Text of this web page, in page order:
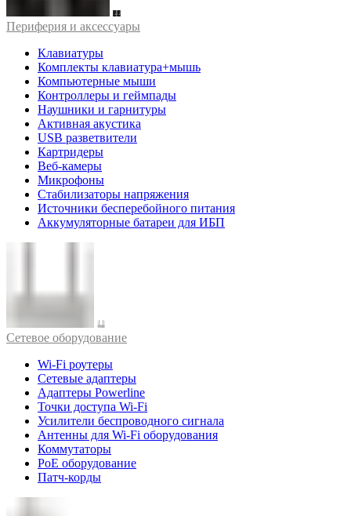
Периферия и аксессуары
Клавиатуры
Комплекты клавиатура+мышь
Компьютерные мыши
Контроллеры и геймпады
Наушники и гарнитуры
Активная акустика
USB разветвители
Картридеры
Веб-камеры
Микрофоны
Стабилизаторы напряжения
Источники бесперебойного питания
Аккумуляторные батареи для ИБП
Cетевое оборудование
Wi-Fi роутеры
Сетевые адаптеры
Адаптеры Powerline
Точки доступа Wi-Fi
Усилители беспроводного сигнала
Антенны для Wi-Fi оборудования
Коммутаторы
PoE оборудование
Патч-корды